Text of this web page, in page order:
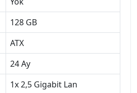
128 GB
ATX
24 Ay
1x 2,5 Gigabit Lan